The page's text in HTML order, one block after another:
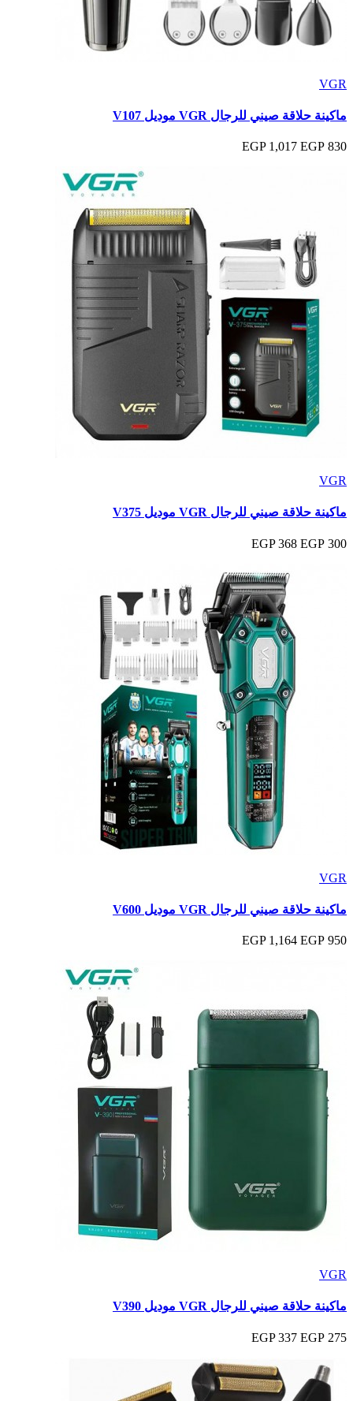
VGR
ماكينة حلاقة صيني للرجال VGR موديل V107
830 EGP
1,017 EGP
VGR
ماكينة حلاقة صيني للرجال VGR موديل V375
300 EGP
368 EGP
VGR
ماكينة حلاقة صيني للرجال VGR موديل V600
950 EGP
1,164 EGP
VGR
ماكينة حلاقة صيني للرجال VGR موديل V390
275 EGP
337 EGP